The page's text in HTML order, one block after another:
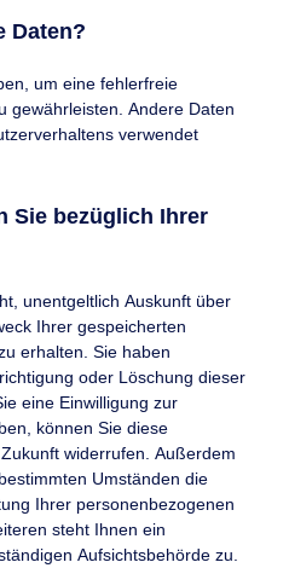
Daten?
um eine fehlerfreie
gewährleisten. Andere Daten
verwendet
Sie bezüglich Ihrer
unentgeltlich Auskunft über
Ihrer gespeicherten
erhalten. Sie haben
oder Löschung dieser
eine Einwilligung zur
können Sie diese
widerrufen. Außerdem
Umständen die
Ihrer personenbezogenen
steht Ihnen ein
Aufsichtsbehörde zu.